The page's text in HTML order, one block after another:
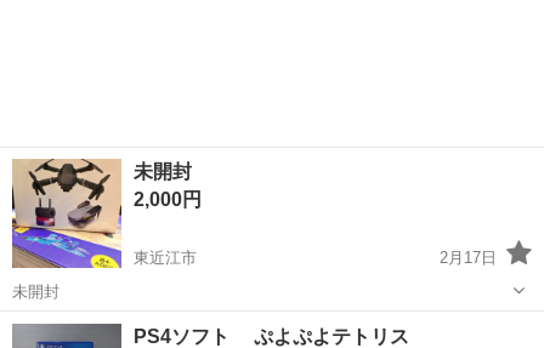
未開封
2,000円
東近江市
2月17日
未開封
滋賀 東近江市 テレビゲーム
PS4ソフト ぷよぷよテトリス